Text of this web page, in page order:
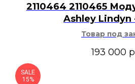
2110464 2110465
Ashley Lindyn
Товар под
193 000
SALE
15%